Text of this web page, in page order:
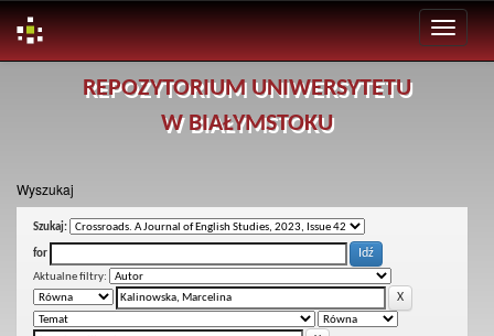
REPOZYTORIUM UNIWERSYTETU
W BIAŁYMSTOKU
Wyszukaj
Szukaj:
for
Aktualne filtry: